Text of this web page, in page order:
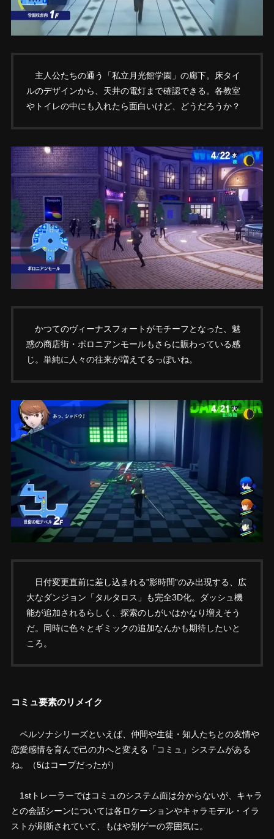
主人公たちの通う「私立月光館学園」の廊下。床タイ
ルのデザインから、天井の電灯まで確認できる。各教室
やトイレの中にも入れたら面白いけど、どうだろうか？
かつてのヴィーナスフォートがモチーフとなった、魅
惑の商店街・ポロニアンモールもさらに賑わっている感
じ。単純に人々の往来が増えてるっぽいね。
日付変更直前に差し込まれる”影時間”のみ出現する、広
大なダンジョン「タルタロス」も完全3D化。ダッシュ機
能が追加されるらしく、探索のしがいはかなり増えそう
だ。同時に色々とギミックの追加なんかも期待したいと
ころ。
コミュ要素のリメイク
ペルソナシリーズといえば、仲間や生徒・知人たちとの友情や
恋愛感情を育んで己の力へと変える「コミュ」システムがある
ね。（5はコープだったが）
1stトレーラーではコミュのシステム面は分からないが、キャラ
との会話シーンについては各ロケーションやキャラモデル・イラ
ストが刷新されていて、もはや別ゲーの雰囲気に。